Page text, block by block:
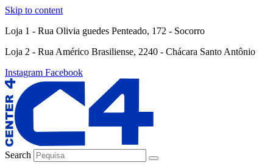
Skip to content
Loja 1 - Rua Olivia guedes Penteado, 172 - Socorro
Loja 2 - Rua Américo Brasiliense, 2240 - Chácara Santo Antônio
Instagram Facebook
Search